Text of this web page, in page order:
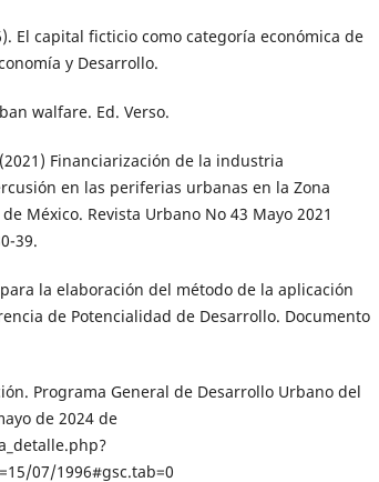
El capital ficticio como categoría económica de
y Desarrollo.
walfare. Ed. Verso.
Financiarización de la industria
en las periferias urbanas en la Zona
México. Revista Urbano No 43 Mayo 2021
39.
para la elaboración del método de la aplicación
de Potencialidad de Desarrollo. Documento
Programa General de Desarrollo Urbano del
de 2024 de
07/1996#gsc.tab=0